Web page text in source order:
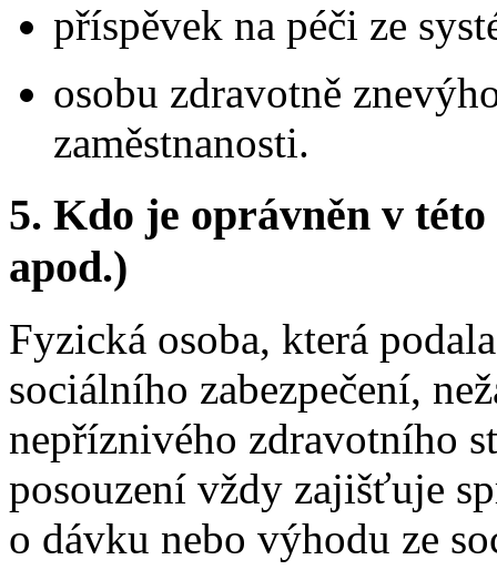
příspěvek na péči ze
osobu zdravotně
zaměstnanosti.
5. Kdo je oprávněn v
apod.)
Fyzická osoba, která
sociálního zabezpečení,
nepříznivého zdravotního
posouzení vždy zajišťuje
o dávku nebo výhodu ze